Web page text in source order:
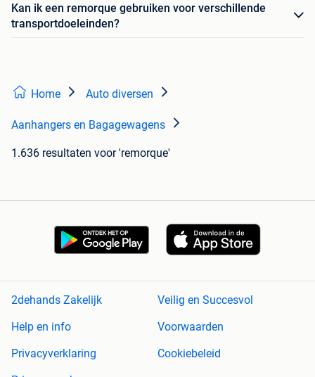
Kan ik een remorque gebruiken voor verschillende
transportdoeleinden?
Home Auto diversen
Aanhangers en Bagagewagens
1.636 resultaten voor 'remorque'
2dehands Zakelijk
Veilig en Succesvol
Help en info
Voorwaarden
Privacyverklaring
Cookiebeleid